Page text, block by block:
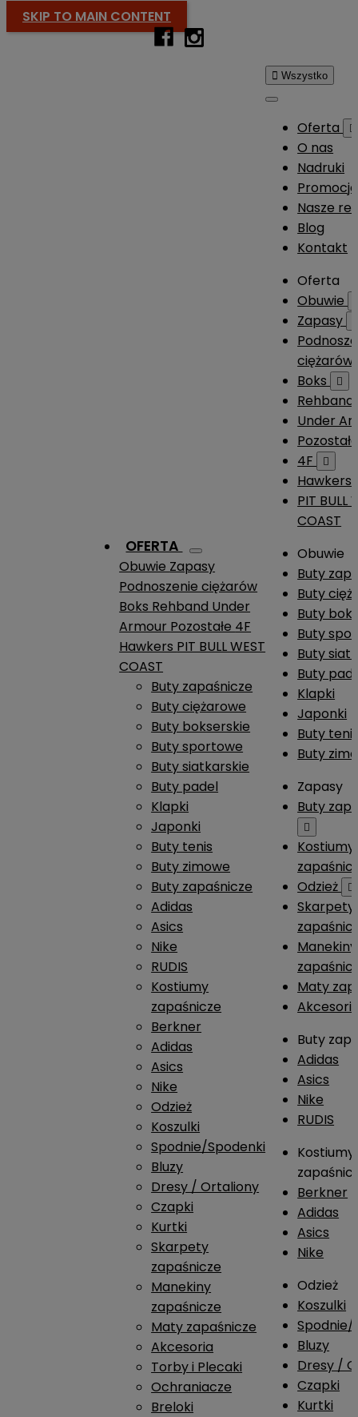
SKIP TO MAIN CONTENT
OFERTA
Obuwie Zapasy
Podnoszenie ciężarów
Boks Rehband Under
Armour Pozostałe 4F
Hawkers PIT BULL WEST
COAST
Buty zapaśnicze
Buty ciężarowe
Buty bokserskie
Buty sportowe
Buty siatkarskie
Buty padel
Klapki
Japonki
Buty tenis
Buty zimowe
Buty zapaśnicze
Adidas
Asics
Nike
RUDIS
Kostiumy
zapaśnicze
Berkner
Adidas
Asics
Nike
Odzież
Koszulki
Spodnie/Spodenki
Bluzy
Dresy / Ortaliony
Czapki
Kurtki
Skarpety
zapaśnicze
Manekiny
zapaśnicze
Maty zapaśnicze
Akcesoria
Torby i Plecaki
Ochraniacze
Breloki
 Wszystko
Oferta 
O nas
Nadruki
Promocje
Nasze
Blog
Kontakt
Oferta
Obuwie
Zapasy
ciężarów
Boks

Rehband
Under
4F

Hawkers
PIT BULL
COAST
Obuwie
Buty
Buty
Buty
Buty
Buty
Buty
Klapki
Japonki
Buty
Buty
Zapasy
Buty

Kostiumy
Odzież

Skarpety
Manekiny
Maty
Buty
Adidas
Asics
Nike
RUDIS
Kostiumy
Berkner
Adidas
Asics
Nike
Odzież
Koszulki
Spodnie/
Bluzy
Dresy /
Czapki
Kurtki